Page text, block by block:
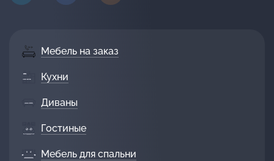
Мебель на заказ
Кухни
Диваны
Гостиные
Мебель для спальни